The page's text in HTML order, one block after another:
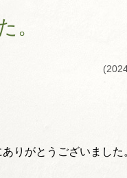
。
りがとうございました